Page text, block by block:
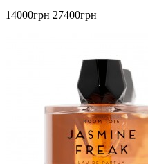
14000грн 27400грн